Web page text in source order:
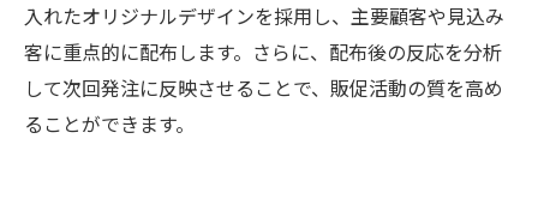
入れたオリジナルデザインを採用し、主要顧客や見込み
客に重点的に配布します。さらに、配布後の反応を分析
して次回発注に反映させることで、販促活動の質を高め
ることができます。